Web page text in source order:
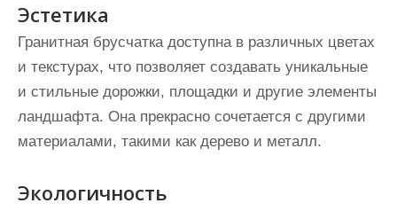
Эстетика
Гранитная брусчатка доступна в различных цветах
и текстурах, что позволяет создавать уникальные
и стильные дорожки, площадки и другие элементы
ландшафта. Она прекрасно сочетается с другими
материалами, такими как дерево и металл.
Экологичность